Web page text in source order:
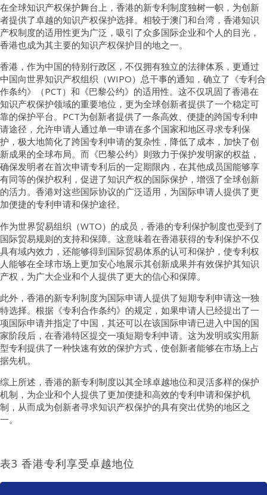
在全球知识产权保护舞台上，香港的新专利制度独树一帜，为创新
者提供了卓越的知识产权保护选择。相较于澳门和台湾，香港知识
产权制度的适用性更为广泛，吸引了众多国际企业和个人的目光，
香港也成为其主要的知识产权保护目的地之一。
香港，作为中国的特别行政区，不仅拥有独立的法律体系，更通过
中国向世界知识产权组织（WIPO）总干事的通知，确立了《专利合
作条约》（PCT）和《巴黎公约》的适用性。这不仅巩固了香港在
知识产权保护领域的重要地位，更为全球创新者提供了一个稳定可
靠的保护平台。PCT为创新者提供了一条高效、便捷的跨国专利申
请途径，允许申请人通过单一申请在多个国家和地区寻求专利保
护，极大地简化了跨国专利申请的复杂性，降低了成本，加快了创
新成果的全球布局。而《巴黎公约》则致力于保护发明家的权益，
确保发明者在首次申请专利后的一定期限内，在其他成员国能够享
有同等的保护权利，促进了知识产权的国际保护，增强了全球创新
的活力。香港对这些国际协议的广泛适用，为国际申请人提供了更
加便捷的专利申请和保护途径。
作为世界贸易组织（WTO）的成员，香港的专利保护制度也受到了
国际贸易规则的支持和保障。这意味着在香港获得的专利保护不仅
具有域内效力，还能够得到国际贸易体系的认可和保护，使专利权
人能够在全球市场上更加安心地展示其创新成果并有效保护其知识
产权，为广大企业和个人提供了更大的信心和保障。
此外，香港的新专利制度为国际申请人提供了短期专利申请这一独
特选择。根据《专利合作条约》的规定，如果申请人已经提出了一
项国际申请并指定了中国，其还可以在该国际申请已进入中国的国
家阶段后，在香港特区提交一项短期专利申请。这为发明或实用新
型专利提供了一种快速有效的保护方式，使创新者能够在市场上占
据先机。
综上所述，香港的新专利制度以其全球卓越地位和灵活多样的保护
机制，为企业和个人提供了更加便捷和高效的专利申请和保护机
制，从而成为创新者寻求知识产权保护的具有突出优势的地区之
一。
表3 香港专利享受卓越地位